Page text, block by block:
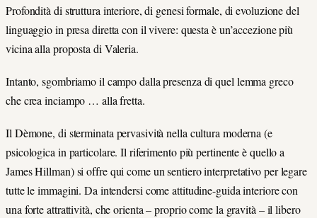
Profondità di struttura interiore, di genesi formale, di evoluzione del
linguaggio in presa diretta con il vivere: questa è un’accezione più
vicina alla proposta di Valeria.
Intanto, sgombriamo il campo dalla presenza di quel lemma greco
che crea inciampo … alla fretta.
Il Dèmone, di sterminata pervasività nella cultura moderna (e
psicologica in particolare. Il riferimento più pertinente è quello a
James Hillman) si offre qui come un sentiero interpretativo per legare
tutte le immagini. Da intendersi come attitudine-guida interiore con
una forte attrattività, che orienta – proprio come la gravità – il libero